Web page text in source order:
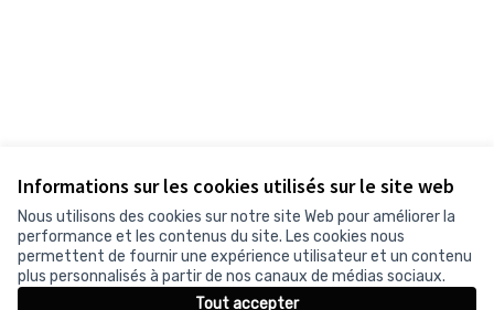
Informations sur les cookies utilisés sur le site web
Nous utilisons des cookies sur notre site Web pour améliorer la
performance et les contenus du site. Les cookies nous
permettent de fournir une expérience utilisateur et un contenu
plus personnalisés à partir de nos canaux de médias sociaux.
Tout accepter